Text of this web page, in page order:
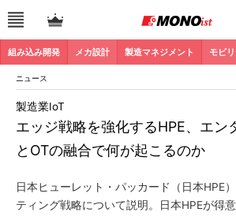
組み込み開発 メカ設計 製造マネジメント モビ
ニュース
エッジ戦略を強化するHPE、エン
とOTの融合で何が起こるのか
製造業IoT
日本ヒューレット・パッカード（日本HPE
ティング戦略について説明。日本HPEが得